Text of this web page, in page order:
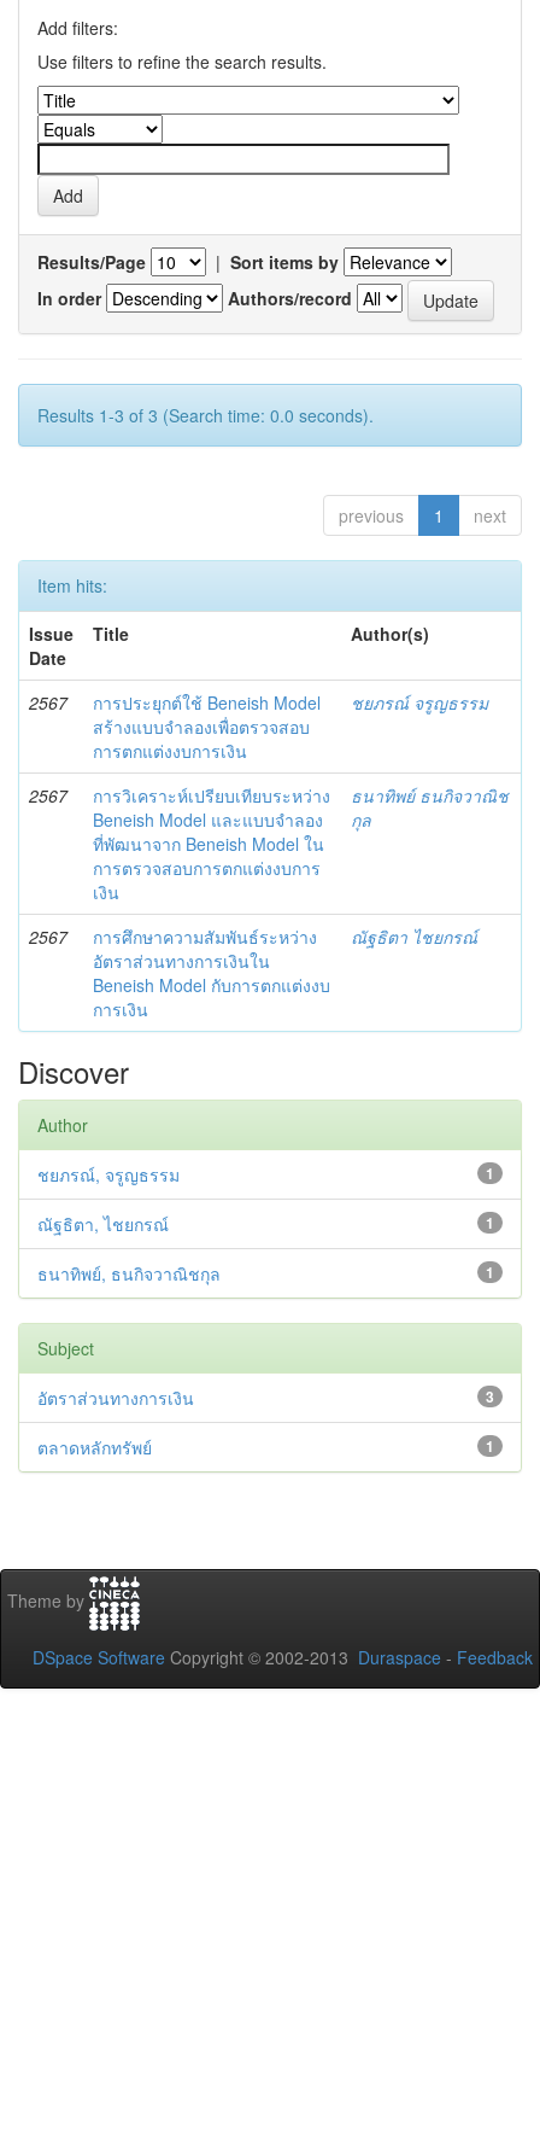
Add filters:
Use filters to refine the search results.
Results/Page | Sort items by
In order
Authors/record
Results 1-3 of 3 (Search time: 0.0 seconds).
previous 1 next
Item hits:
Issue
Date
Title Author(s)
2567
การประยุกต์ใช้ Beneish Model
สร้างแบบจำลองเพื่อตรวจสอบ
การตกแต่งงบการเงิน
ชยภรณ์ จรูญธรรม
2567
การวิเคราะห์เปรียบเทียบระหว่าง
Beneish Model และแบบจำลอง
ที่พัฒนาจาก Beneish Model ใน
การตรวจสอบการตกแต่งงบการ
เงิน
ธนาทิพย์ ธนกิจวาณิช
กุล
2567
การศึกษาความสัมพันธ์ระหว่าง
อัตราส่วนทางการเงินใน
Beneish Model กับการตกแต่งงบ
การเงิน
ณัฐธิตา ไชยกรณ์
Discover
Author
1
ชยภรณ์, จรูญธรรม
1
ณัฐธิตา, ไชยกรณ์
1
ธนาทิพย์, ธนกิจวาณิชกุล
Subject
3
อัตราส่วนทางการเงิน
1
ตลาดหลักทรัพย์
Theme by
DSpace Software Copyright © 2002-2013 Duraspace - Feedback